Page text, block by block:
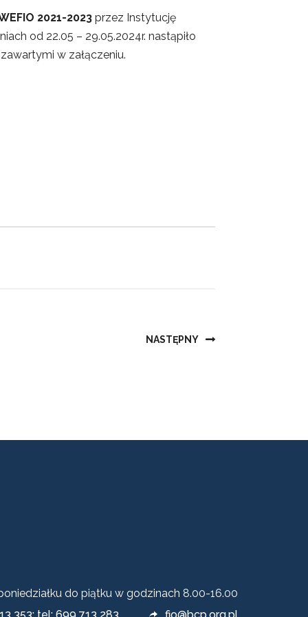
2021-2023 przez Instytucję
od 22.05 – 29.05.2024r. nastąpiło
w załączeniu.
NASTĘPNY
do piątku w godzinach 8.00-16.00